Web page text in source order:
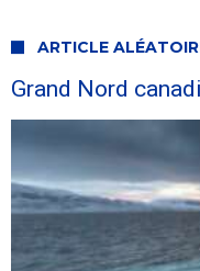
ARTICLE
Grand Nord